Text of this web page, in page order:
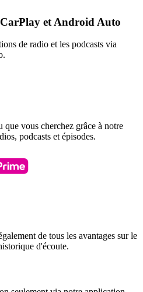
et Android Auto
de radio et les podcasts via
vous cherchez grâce à notre
podcasts et épisodes.
de tous les avantages sur le
d'écoute.